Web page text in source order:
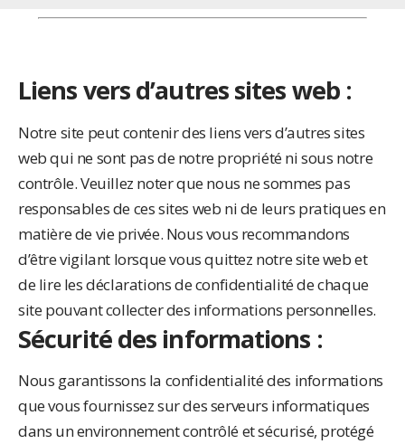
Liens vers d’autres sites web :
Notre site peut contenir des liens vers d’autres sites
web qui ne sont pas de notre propriété ni sous notre
contrôle. Veuillez noter que nous ne sommes pas
responsables de ces sites web ni de leurs pratiques en
matière de vie privée. Nous vous recommandons
d’être vigilant lorsque vous quittez notre site web et
de lire les déclarations de confidentialité de chaque
site pouvant collecter des informations personnelles.
Sécurité des informations :
Nous garantissons la confidentialité des informations
que vous fournissez sur des serveurs informatiques
dans un environnement contrôlé et sécurisé, protégé